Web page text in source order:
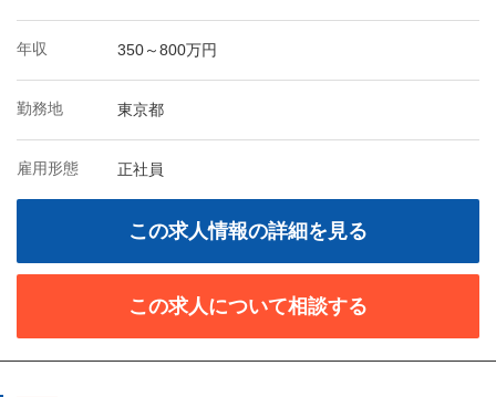
年収 350～800万円
勤務地 東京都
雇用形態 正社員
この求人情報の詳細を見る
この求人について相談する